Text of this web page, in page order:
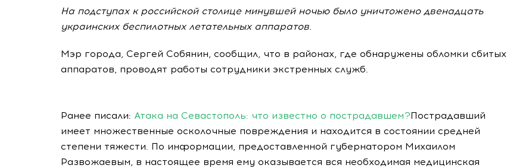
На подступах к российской столице минувшей ночью было уничтожено двенадцать
украинских беспилотных летательных аппаратов.
Мэр города, Сергей Собянин, сообщил, что в районах, где обнаружены обломки сбитых
аппаратов, проводят работы сотрудники экстренных служб.
Ранее писали: Атака на Севастополь: что известно о пострадавшем?Пострадавший
имеет множественные осколочные повреждения и находится в состоянии средней
степени тяжести. По информации, предоставленной губернатором Михаилом
Развожаевым, в настоящее время ему оказывается вся необходимая медицинская